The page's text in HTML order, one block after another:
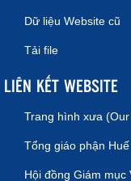
Dữ liệu Website cũ
Tải file
LIÊN KẾT WEBSITE
Trang hình xưa
Tổng giáo phận Huế
Hội đồng Giám mục